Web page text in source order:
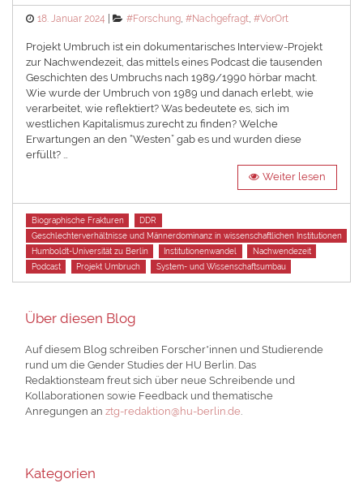
Posted
18. Januar 2024 Categories
#Forschung,#Nachgefragt,#VorOrt
Projekt Umbruch ist ein dokumentarisches Interview-Projekt
zur Nachwendezeit, das mittels eines Podcast die tausenden
Geschichten des Umbruchs nach 1989/1990 hörbar macht.
Wie wurde der Umbruch von 1989 und danach erlebt, wie
verarbeitet, wie reflektiert? Was bedeutete es, sich im
westlichen Kapitalismus zurecht zu finden? Welche
Erwartungen an den “Westen” gab es und wurden diese
erfüllt? …
Weiter lesen
Tags
Biographische Frakturen
DDR
Geschlechterverhältnisse und Männerdominanz in wissenschaftlichen Institutionen
Humboldt-Universität zu Berlin
Institutionenwandel
Nachwendezeit
Podcast
Projekt Umbruch System- und Wissenschaftsumbau
Über diesen Blog
Auf diesem Blog schreiben Forscher*innen und Studierende
rund um die Gender Studies der HU Berlin. Das
Redaktionsteam freut sich über neue Schreibende und
Kollaborationen sowie Feedback und thematische
Anregungen anztg-redaktion@hu-berlin.de
Kategorien